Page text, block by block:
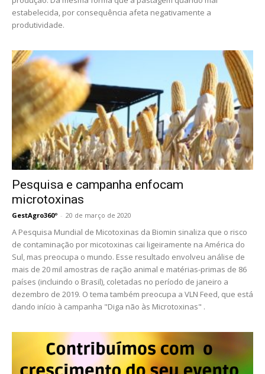
estabelecida, por consequência afeta negativamente a
produtividade.
Pesquisa e campanha enfocam
microtoxinas
GestAgro360º - 20 de março de 2020
A Pesquisa Mundial de Micotoxinas da Biomin sinaliza que o risco
de contaminação por micotoxinas cai ligeiramente na América do
Sul, mas preocupa o mundo. Esse resultado envolveu análise de
mais de 20 mil amostras de ração animal e matérias-primas de 86
países (incluindo o Brasil), coletadas no período de janeiro a
dezembro de 2019. O tema também preocupa a VLN Feed, que está
dando início à campanha "Diga não às Microtoxinas" .